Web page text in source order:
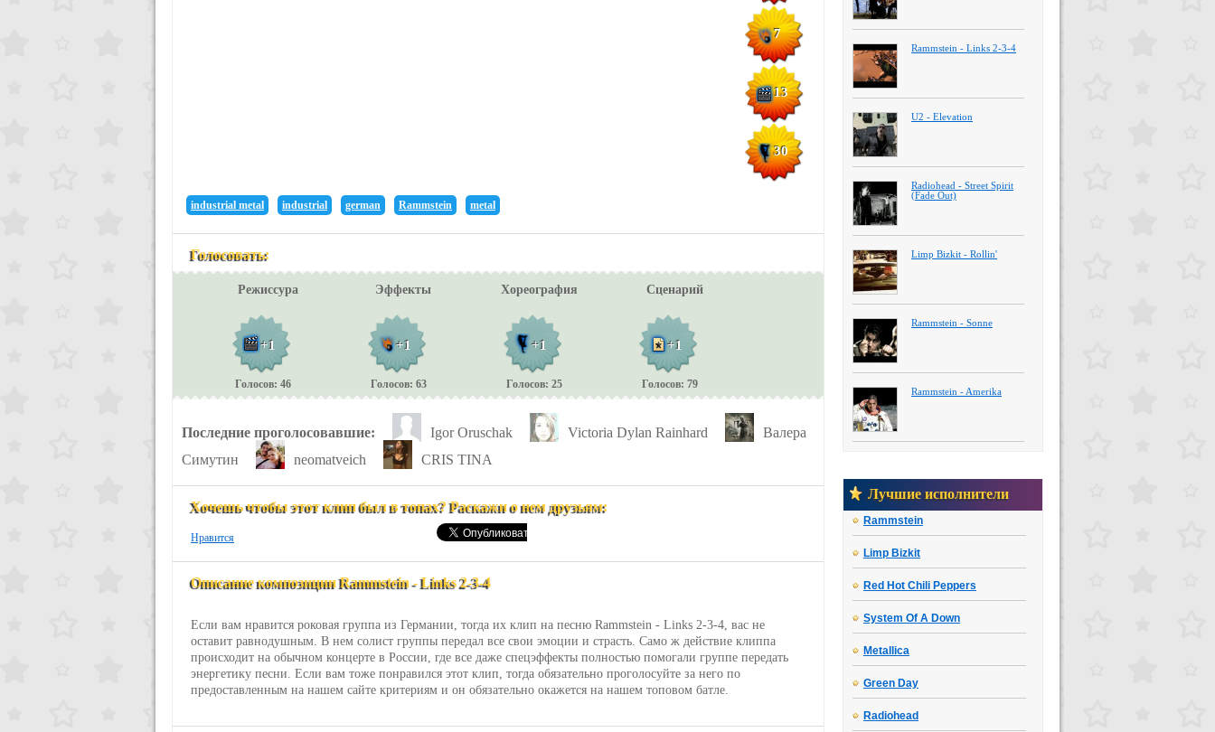
7
13
30
industrial metal industrial german Rammstein metal
Голосовать:
Режиссура Эффекты Хореография Сценарий
+1 +1 +1 +1
Голосов: 46 Голосов: 63 Голосов: 25 Голосов: 79
Последние проголосовавшие: Igor Oruschak Victoria Dylan Rainhard
Валера
Симутин
neomatveich CRIS TINA
Хочешь чтобы этот клип был в топах? Раскажи о нем друзьям:
Нравится
Описание композиции Rammstein - Links 2-3-4
Если вам нравится роковая группа из Германии, тогда их клип на песню Rammstein - Links 2-3-4, вас не
оставит равнодушным. В нем солист группы передал все свои эмоции и страсть. Само ж действие клиппа
происходит на обычном концерте в России, где все даже спецэффекты полностью помогали группе передать
энергетику песни. Если вам тоже понравился этот клип, тогда обязательно проголосуйте за него по
предоставленным на нашем сайте критериям и он обязательно окажется на нашем топовом батле.
Rammstein - Links 2-3-4
U2 - Elevation
Radiohead - Street Spirit
(Fade Out)
Limp Bizkit - Rollin'
Rammstein - Sonne
Rammstein - Amerika
Лучшие исполнители
Rammstein
Limp Bizkit
Red Hot Chili Peppers
System Of A Down
Metallica
Green Day
Radiohead